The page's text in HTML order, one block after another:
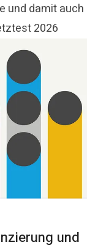
und damit auch
2026
und